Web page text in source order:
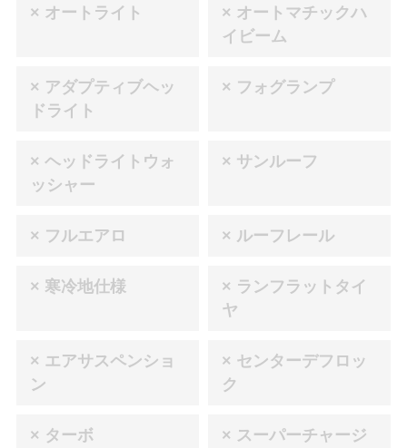
× オートライト
× オートマチックハ
イビーム
× アダプティブヘッ
ドライト
× フォグランプ
× ヘッドライトウォ
ッシャー
× サンルーフ
× フルエアロ × ルーフレール
× 寒冷地仕様
× ランフラットタイ
ヤ
× エアサスペンショ
ン
× センターデフロッ
ク
× ターボ
× スーパーチャージ